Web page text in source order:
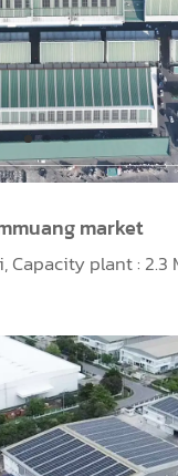
Capacity plant : 2.3